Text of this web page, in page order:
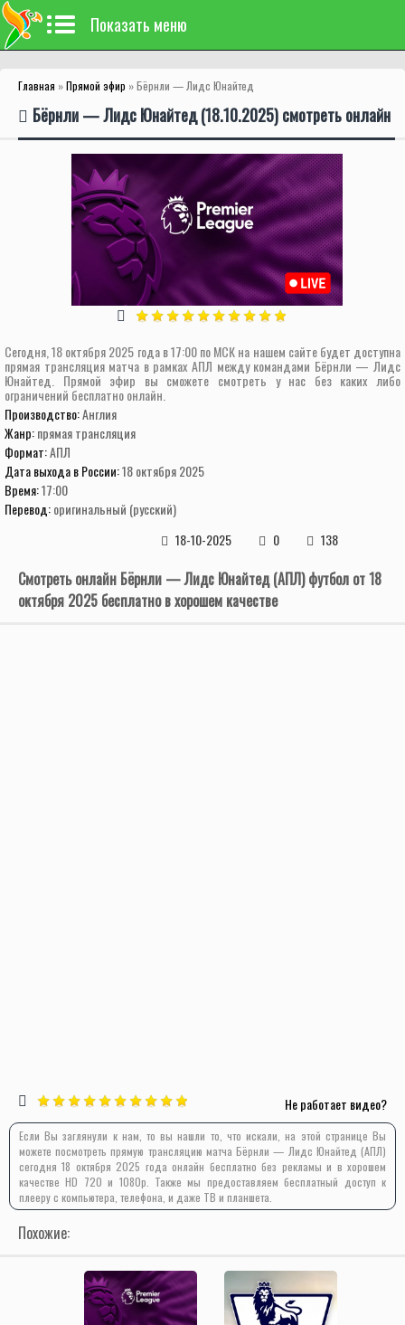
Показать меню
Главная »Прямой эфир » Бёрнли — Лидс Юнайтед
Бёрнли — Лидс Юнайтед (18.10.2025) смотреть онлайн
Сегодня, 18 октября 2025 года в 17:00 по МСК на нашем сайте будет доступна
прямая трансляция матча в рамках АПЛ между командами Бёрнли — Лидс
Юнайтед. Прямой эфир вы сможете смотреть у нас без каких либо
ограничений бесплатно онлайн.
Производство:Англия
Жанр:прямая трансляция
Формат:АПЛ
Дата выхода в России:18 октября 2025
Время:17:00
Перевод:оригинальный (русский)
18-10-2025
0 138
Смотреть онлайн Бёрнли — Лидс Юнайтед (АПЛ) футбол от 18
октября 2025 бесплатно в хорошем качестве
Не работает видео?
Если Вы заглянули к нам, то вы нашли то, что искали, на этой странице Вы
можете посмотреть прямую трансляцию матча Бёрнли — Лидс Юнайтед (АПЛ)
сегодня 18 октября 2025 года онлайн бесплатно без рекламы и в хорошем
качестве HD 720 и 1080p. Также мы предоставляем бесплатный доступ к
плееру с компьютера, телефона, и даже ТВ и планшета.
Похожие: